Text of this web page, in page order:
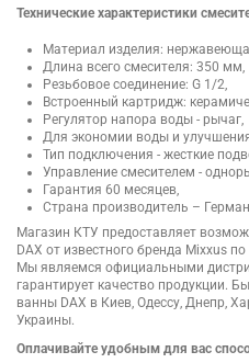
Технические характеристики
Материал изделия:
Длина всего смесителя: 350 мм,
Резьбовое соединение: G 1/2,
Встроенный картридж:
Регулятор напора воды - рычаг,
Для экономии воды и
Тип подключения - жесткие
Управление смесителем -
Гарантия 60 месяцев,
Страна производитель –
Магазин КТУ предоставляет
DAX от известного бренда Mixxus
Мы являемся официальными
гарантирует качество продукции.
ванны DAX в Киев, Одессу, Днепр,
Украины.
Оплачивайте удобным для вас